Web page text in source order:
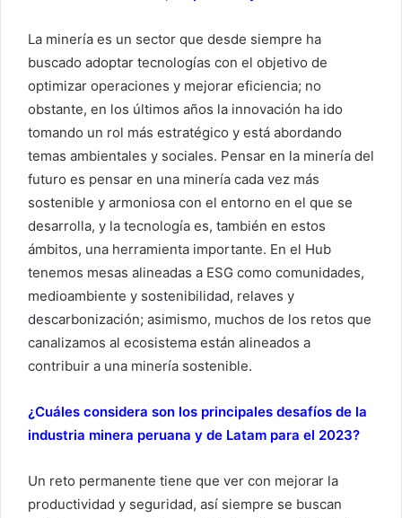
La minería es un sector que desde siempre ha
buscado adoptar tecnologías con el objetivo de
optimizar operaciones y mejorar eficiencia; no
obstante, en los últimos años la innovación ha ido
tomando un rol más estratégico y está abordando
temas ambientales y sociales. Pensar en la minería del
futuro es pensar en una minería cada vez más
sostenible y armoniosa con el entorno en el que se
desarrolla, y la tecnología es, también en estos
ámbitos, una herramienta importante. En el Hub
tenemos mesas alineadas a ESG como comunidades,
medioambiente y sostenibilidad, relaves y
descarbonización; asimismo, muchos de los retos que
canalizamos al ecosistema están alineados a
contribuir a una minería sostenible.
¿Cuáles considera son los principales desafíos de la
industria minera peruana y de Latam para el 2023?
Un reto permanente tiene que ver con mejorar la
productividad y seguridad, así siempre se buscan